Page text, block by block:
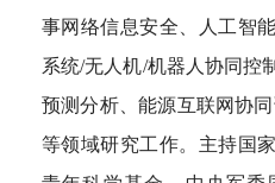
事网络信息安全、人工智
系统/无人机/机器人协同控
预测分析、能源互联网协
等领域研究工作。主持国